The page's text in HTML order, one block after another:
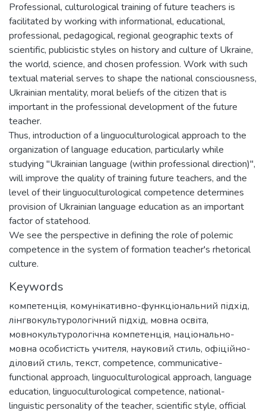
Professional, culturological training of future teachers is
facilitated by working with informational, educational,
professional, pedagogical, regional geographic texts of
scientific, publicistic styles on history and culture of Ukraine,
the world, science, and chosen profession. Work with such
textual material serves to shape the national consciousness,
Ukrainian mentality, moral beliefs of the citizen that is
important in the professional development of the future
teacher.
Thus, introduction of a linguoculturological approach to the
organization of language education, particularly while
studying "Ukrainian language (within professional direction)",
will improve the quality of training future teachers, and the
level of their linguoculturological competence determines
provision of Ukrainian language education as an important
factor of statehood.
We see the perspective in defining the role of polemic
competence in the system of formation teacher's rhetorical
culture.
Keywords
компетенція, комунікативно-функціональний підхід,
лінгвокультурологічний підхід, мовна освіта,
мовнокультурологічна компетенція, національно-
мовна особистість учителя, науковий стиль, офіційно-
діловий стиль, текст, competence, communicative-
functional approach, linguoculturological approach, language
education, linguoculturological competence, national-
linguistic personality of the teacher, scientific style, official